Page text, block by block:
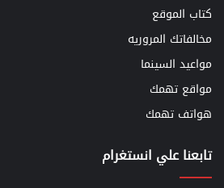
كتاب الموقع
مخالفاتك المروريه
مواعيد السينما
مواقع تهمك
هواتف تهمك
تابعنا علي انستغرام